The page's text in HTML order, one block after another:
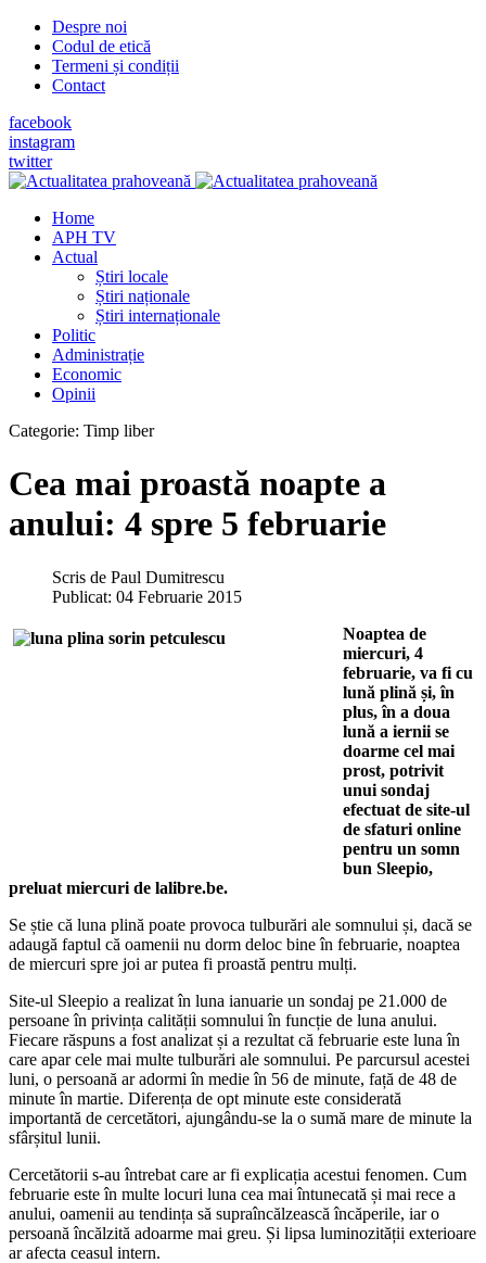
Despre noi
Codul de etică
Termeni și condiții
Contact
facebook
instagram
twitter
Home
APH TV
Actual
Știri locale
Știri naționale
Știri internaționale
Politic
Administrație
Economic
Opinii
Categorie: Timp liber
Cea mai proastă noapte a
anului: 4 spre 5 februarie
Scris de Paul Dumitrescu
Publicat: 04 Februarie 2015
Noaptea de
miercuri, 4
februarie, va fi cu
lună plină și, în
plus, în a doua
lună a iernii se
doarme cel mai
prost, potrivit
unui sondaj
efectuat de site-ul
de sfaturi online
pentru un somn
bun Sleepio,
preluat miercuri de lalibre.be.
Se știe că luna plină poate provoca tulburări ale somnului și, dacă se
adaugă faptul că oamenii nu dorm deloc bine în februarie, noaptea
de miercuri spre joi ar putea fi proastă pentru mulți.
Site-ul Sleepio a realizat în luna ianuarie un sondaj pe 21.000 de
persoane în privința calității somnului în funcție de luna anului.
Fiecare răspuns a fost analizat și a rezultat că februarie este luna în
care apar cele mai multe tulburări ale somnului. Pe parcursul acestei
luni, o persoană ar adormi în medie în 56 de minute, față de 48 de
minute în martie. Diferența de opt minute este considerată
importantă de cercetători, ajungându-se la o sumă mare de minute la
sfârșitul lunii.
Cercetătorii s-au întrebat care ar fi explicația acestui fenomen. Cum
februarie este în multe locuri luna cea mai întunecată și mai rece a
anului, oamenii au tendința să supraîncălzească încăperile, iar o
persoană încălzită adoarme mai greu. Și lipsa luminozității exterioare
ar afecta ceasul intern.